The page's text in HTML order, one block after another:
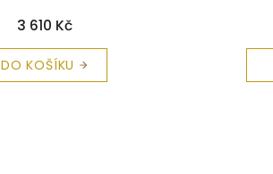
3 610 Kč
DO KOŠÍKU